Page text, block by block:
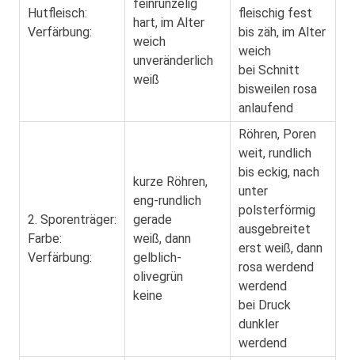
Hutfleisch:
Verfärbung:
feinrunzelig
hart, im Alter
weich
unveränderlich
weiß
fleischig fest
bis zäh, im Alter
weich
bei Schnitt
bisweilen rosa
anlaufend
2. Sporenträger:
Farbe:
Verfärbung:
kurze Röhren,
eng-rundlich
gerade
weiß, dann
gelblich-
olivegrün
keine
Röhren, Poren
weit, rundlich
bis eckig, nach
unter
polsterförmig
ausgebreitet
erst weiß, dann
rosa werdend
werdend
bei Druck
dunkler
werdend